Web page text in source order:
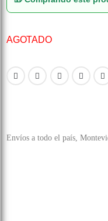
AGOTADO
Envíos a todo el país,